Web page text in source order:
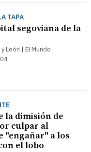
TAPA
segoviana de la
León | El Mundo
la dimisión de
culpar al
"engañar" a los
el lobo